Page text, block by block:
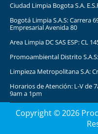
Ciudad Limpia Bogota S.A.
Bogotá Limpia S.A.S: Carrera
Empresarial Avenida 80
Area Limpia DC SAS ESP: CL
Promoambiental Distrito
Limpieza Metropolitana S.A:
Horarios de Atención: L-V de
9am a 1pm
Copyright © 2026